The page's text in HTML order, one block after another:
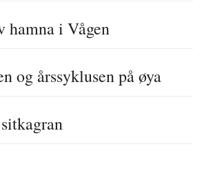
hamna i Vågen
og årssyklusen på øya